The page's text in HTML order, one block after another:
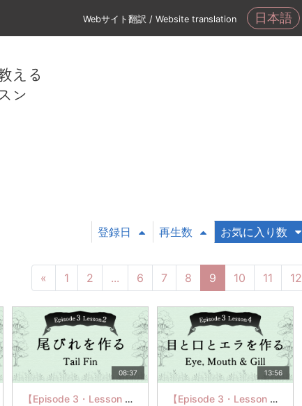
Webサイト翻訳 / Website translation 日本語
える
ン
登録日 再生数 お気に入り数
« 1 2 ... 6 7 8 9 10 11 12
08:37
【Episode 3・Lesson 2】尾びれを作る
13:56
【Episode 3・Lesson 4】目と口とエラを作る